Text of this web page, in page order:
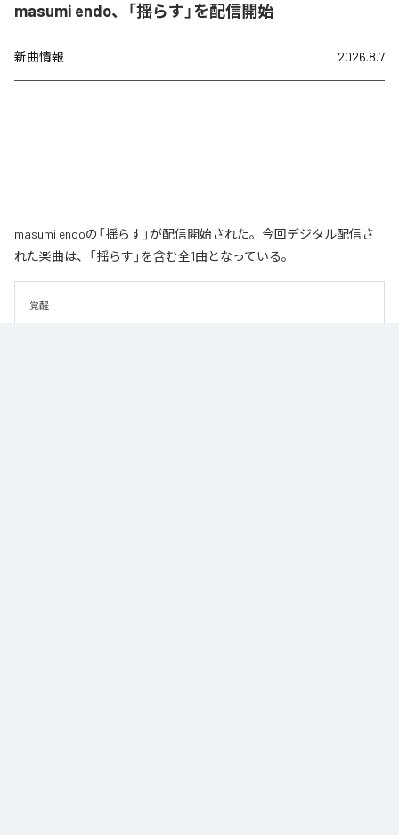
masumi endo、「揺らす」を配信開始
新曲情報 2026.8.7
masumi endoの「揺らす」が配信開始された。今回デジタル配信さ
れた楽曲は、「揺らす」を含む全1曲となっている。
覚醒